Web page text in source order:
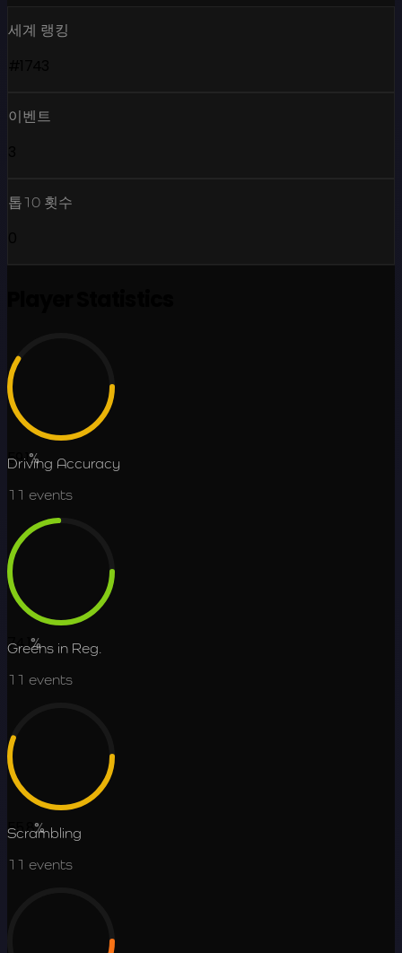
세계 랭킹
이벤트
톱10 횟수
59.1%
Driving Accuracy
11 events
74.1%
Greens in Reg.
11 events
55.8%
Scrambling
11 events